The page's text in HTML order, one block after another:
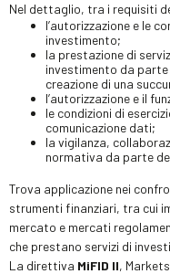
Nel dettaglio, tra i requisiti
l’autorizzazione e le
investimento;
la prestazione di
investimento da
creazione di una
l’autorizzazione e il
le condizioni di
comunicazione dati;
la vigilanza,
normativa da parte
Trova applicazione nei
strumenti finanziari, tra cui
mercato e mercati
che prestano servizi di
La direttiva MiFID II,